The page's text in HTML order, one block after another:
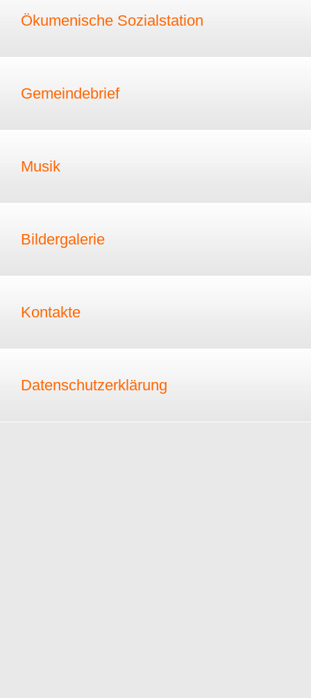
Ökumenische Sozialstation
Gemeindebrief
Musik
Bildergalerie
Kontakte
Datenschutzerklärung